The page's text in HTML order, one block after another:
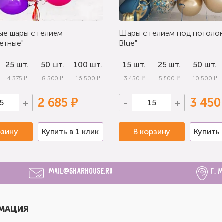
шары с гелием
25 шт.
4 375 ₽
50 шт.
8 500 ₽
100 шт.
16 500 ₽
+ 2 685 ₽
Купить в 1 клик
Шары с гелием под
Blue"
15 шт.
3 450 ₽
25 шт.
5 500 ₽
50 шт.
10 500 ₽
- + 3
В корзину Купить
mail@sharhouse.ru г.